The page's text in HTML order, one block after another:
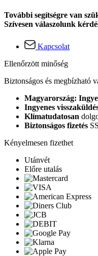
További segítségre van
Szívesen válaszolunk
Kapcsolat
Ellenőrzött minőség
Biztonságos és megbízható
Magyarország:
Ingyenes
Klímatudatosan
Biztonságos fizetés
Kényelmesen fizethet
Utánvét
Előre utalás